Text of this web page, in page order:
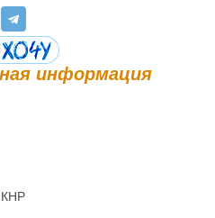
информация
КНР